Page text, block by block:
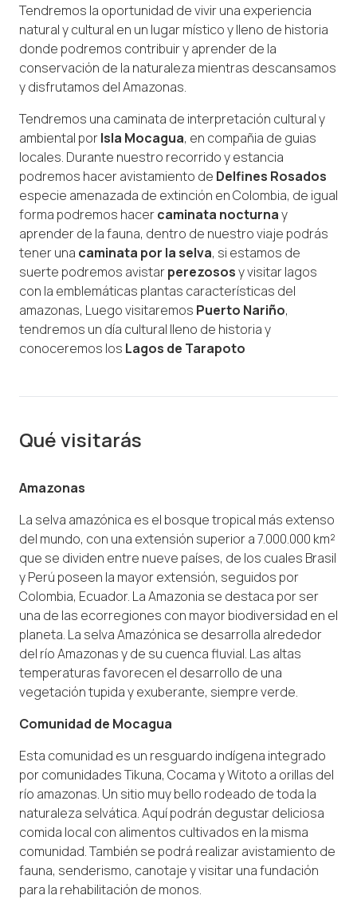
Tendremos la oportunidad de vivir una experiencia
natural y cultural en un lugar místico y lleno de historia
donde podremos contribuir y aprender de la
conservación de la naturaleza mientras descansamos
y disfrutamos del Amazonas.
Tendremos una caminata de interpretación cultural y
ambiental porIsla Mocagua, en compañia de guias
locales. Durante nuestro recorrido y estancia
podremos hacer avistamiento de Delfines Rosados
especie amenazada de extinción en Colombia, de igual
forma podremos hacercaminata nocturnay
aprender de la fauna, dentro de nuestro viaje podrás
tener una caminata por la selva, si estamos de
suerte podremos avistarperezososy visitar lagos
con la emblemáticas plantas características del
amazonas, Luego visitaremos Puerto Nariño,
tendremos un día cultural lleno de historia y
conoceremos los Lagos de Tarapoto
Qué visitarás
Amazonas
La selva amazónica es el bosque tropical más extenso
del mundo, con una extensión superior a 7.000.000 km²
que se dividen entre nueve países, de los cuales Brasil
y Perú poseen la mayor extensión, seguidos por
Colombia, Ecuador.​ La Amazonia se destaca por ser
una de las ecorregiones con mayor biodiversidad en el
planeta. La selva Amazónica se desarrolla alrededor
del río Amazonas y de su cuenca fluvial. Las altas
temperaturas favorecen el desarrollo de una
vegetación tupida y exuberante, siempre verde.
Comunidad de Mocagua
Esta comunidad es un resguardo indígena integrado
por comunidades Tikuna, Cocama y Witoto a orillas del
río amazonas. Un sitio muy bello rodeado de toda la
naturaleza selvática. Aquí podrán degustar deliciosa
comida local con alimentos cultivados en la misma
comunidad. También se podrá realizar avistamiento de
fauna, senderismo, canotaje y visitar una fundación
para la rehabilitación de monos.